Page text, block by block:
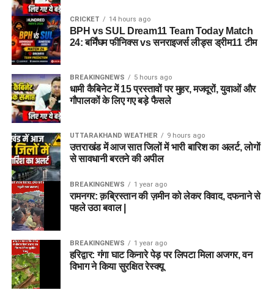
CRICKET 14 hours ago
BPH vs SUL Dream11 Team Today Match
24: बर्मिंघम फीनिक्स vs सनराइजर्स लीड्स ड्रीम11 टीम
BREAKINGNEWS 5 hours ago
धामी कैबिनेट में 15 प्रस्तावों पर मुहर, मजदूरों, युवाओं और
गौपालकों के लिए गए बड़े फैसले
UTTARAKHAND WEATHER 9 hours ago
उत्तराखंड में आज सात जिलों में भारी बारिश का अलर्ट, लोगों
से सावधानी बरतने की अपील
BREAKINGNEWS 1 year ago
रामनगर: क़ब्रिस्तान की ज़मीन को लेकर विवाद, दफनाने से
पहले उठा बवाल |
BREAKINGNEWS 1 year ago
हरिद्वार: गंगा घाट किनारे पेड़ पर लिपटा मिला अजगर, वन
विभाग ने किया सुरक्षित रेस्क्यू